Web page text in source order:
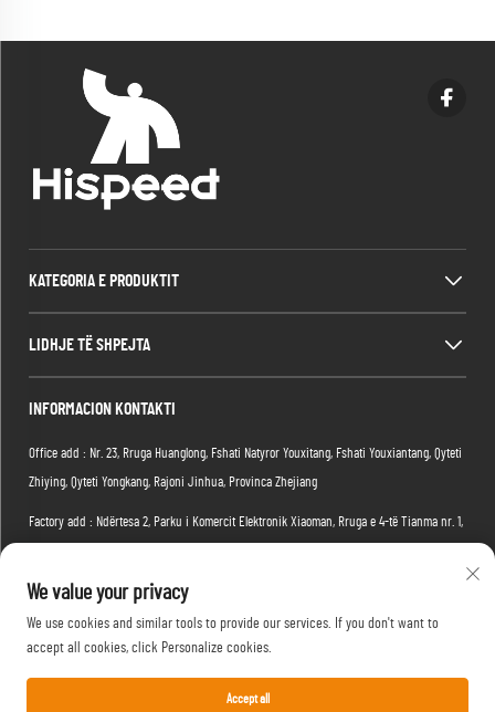
KATEGORIA E PRODUKTIT
LIDHJE TË SHPEJTA
INFORMACION KONTAKTI
Office add : Nr. 23, Rruga Huanglong, Fshati Natyror Youxitang, Fshati Youxiantang, Qyteti
Zhiying, Qyteti Yongkang, Rajoni Jinhua, Provinca Zhejiang
Factory add : Ndërtesa 2, Parku i Komercit Elektronik Xiaoman, Rruga e 4-të Tianma nr. 1,
Email:[email protected]
Telefoni:+86-15088234353
We value your privacy
We use cookies and similar tools to provide our services. If you don't want to
accept all cookies, click Personalize cookies.
Accept all